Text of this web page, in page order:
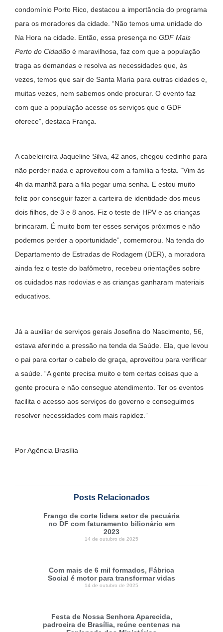
condomínio Porto Rico, destacou a importância do programa
para os moradores da cidade. “Não temos uma unidade do
Na Hora na cidade. Então, essa presença no GDF Mais
Perto do Cidadão é maravilhosa, faz com que a população
traga as demandas e resolva as necessidades que, às
vezes, temos que sair de Santa Maria para outras cidades e,
muitas vezes, nem sabemos onde procurar. O evento faz
com que a população acesse os serviços que o GDF
oferece”, destaca França.
A cabeleireira Jaqueline Silva, 42 anos, chegou cedinho para
não perder nada e aproveitou com a família a festa. “Vim às
4h da manhã para a fila pegar uma senha. E estou muito
feliz por conseguir fazer a carteira de identidade dos meus
dois filhos, de 3 e 8 anos. Fiz o teste de HPV e as crianças
brincaram. É muito bom ter esses serviços próximos e não
podemos perder a oportunidade”, comemorou. Na tenda do
Departamento de Estradas de Rodagem (DER), a moradora
ainda fez o teste do bafômetro, recebeu orientações sobre
os cuidados nas rodovias e as crianças ganharam materiais
educativos.
Já a auxiliar de serviços gerais Josefina do Nascimento, 56,
estava aferindo a pressão na tenda da Saúde. Ela, que levou
o pai para cortar o cabelo de graça, aproveitou para verificar
a saúde. “A gente precisa muito e tem certas coisas que a
gente procura e não consegue atendimento. Ter os eventos
facilita o acesso aos serviços do governo e conseguimos
resolver necessidades com mais rapidez.”
Por Agência Brasília
Posts Relacionados
Frango de corte lidera setor de pecuária
no DF com faturamento bilionário em
2023
14 de outubro de 2025
Com mais de 6 mil formados, Fábrica
Social é motor para transformar vidas
14 de outubro de 2025
Festa de Nossa Senhora Aparecida,
padroeira de Brasília, reúne centenas na